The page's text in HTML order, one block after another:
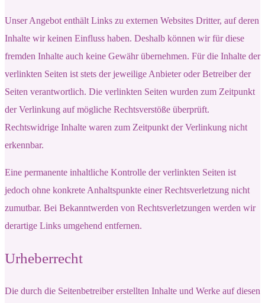
Unser Angebot enthält Links zu externen Websites Dritter, auf deren
Inhalte wir keinen Einfluss haben. Deshalb können wir für diese
fremden Inhalte auch keine Gewähr übernehmen. Für die Inhalte der
verlinkten Seiten ist stets der jeweilige Anbieter oder Betreiber der
Seiten verantwortlich. Die verlinkten Seiten wurden zum Zeitpunkt
der Verlinkung auf mögliche Rechtsverstöße überprüft.
Rechtswidrige Inhalte waren zum Zeitpunkt der Verlinkung nicht
erkennbar.
Eine permanente inhaltliche Kontrolle der verlinkten Seiten ist
jedoch ohne konkrete Anhaltspunkte einer Rechtsverletzung nicht
zumutbar. Bei Bekanntwerden von Rechtsverletzungen werden wir
derartige Links umgehend entfernen.
Urheberrecht
Die durch die Seitenbetreiber erstellten Inhalte und Werke auf diesen